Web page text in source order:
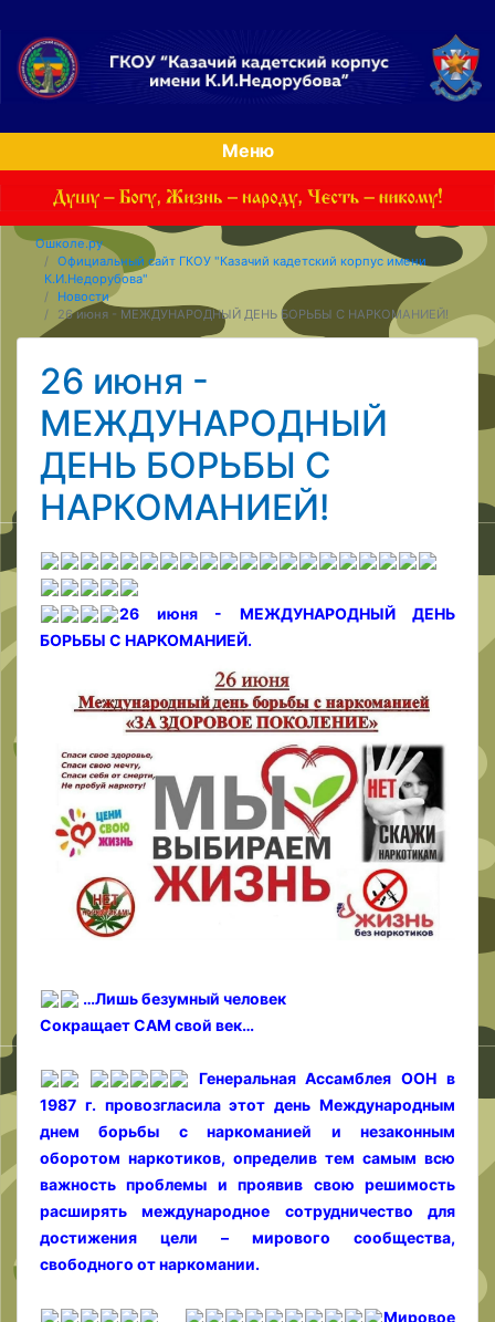
Меню
Ошколе.ру
Официальный сайт ГКОУ "Казачий кадетский корпус имени
К.И.Недорубова"
Новости
26 июня - МЕЖДУНАРОДНЫЙ ДЕНЬ БОРЬБЫ С НАРКОМАНИЕЙ!
26 июня -
МЕЖДУНАРОДНЫЙ
ДЕНЬ БОРЬБЫ С
НАРКОМАНИЕЙ!
26 июня - МЕЖДУНАРОДНЫЙ ДЕНЬ
БОРЬБЫ С НАРКОМАНИЕЙ.
…Лишь безумный человек
Сокращает САМ свой век…
Генеральная Ассамблея ООН в
1987 г. провозгласила этот день Международным
днем борьбы с наркоманией и незаконным
оборотом наркотиков, определив тем самым всю
важность проблемы и проявив свою решимость
расширять международное сотрудничество для
достижения цели – мирового сообщества,
свободного от наркомании.
Мировое